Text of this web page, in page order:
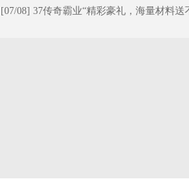
停！”
[07/08] 37传奇霸业“精彩豪礼，海量材料送